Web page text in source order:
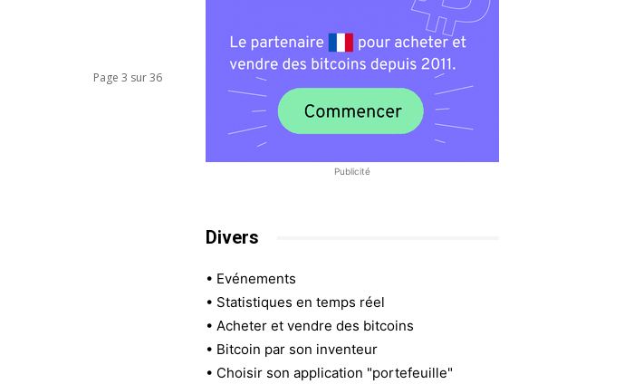
Page 3 sur 36
Publicité
Divers
• Evénements
• Statistiques en temps réel
• Acheter et vendre des bitcoins
• Bitcoin par son inventeur
• Choisir son application "portefeuille"